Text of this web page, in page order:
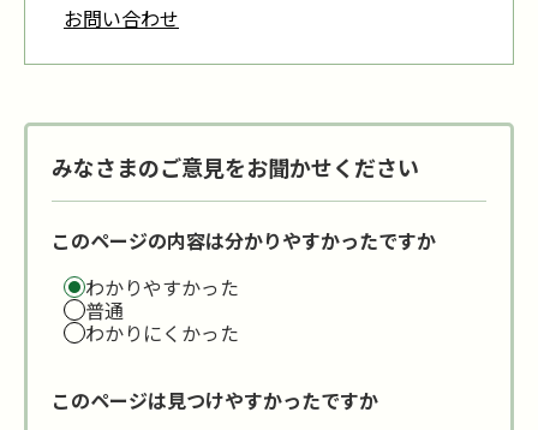
お問い合わせ
みなさまのご意見をお聞かせください
このページの内容は分かりやすかったですか
わかりやすかった
普通
わかりにくかった
このページは見つけやすかったですか